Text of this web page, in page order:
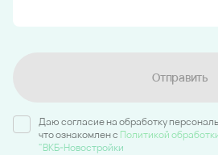
Отправить
Даю согласие на обработку
что ознакомлен c Политикой
"ВКБ-Новостройки